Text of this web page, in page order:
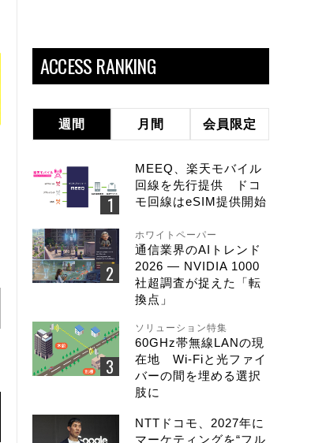
ACCESS RANKING
週間 月間 会員限定
MEEQ、楽天モバイル
回線を先行提供 ドコ
モ回線はeSIM提供開始
ホワイトペーパー
通信業界のAIトレンド
2026 ― NVIDIA 1000
社超調査が捉えた「転
換点」
ソリューション特集
60GHz帯無線LANの現
在地 Wi-Fiと光ファイ
バーの間を埋める選択
肢に
NTTドコモ、2027年に
マーケティングを“フル